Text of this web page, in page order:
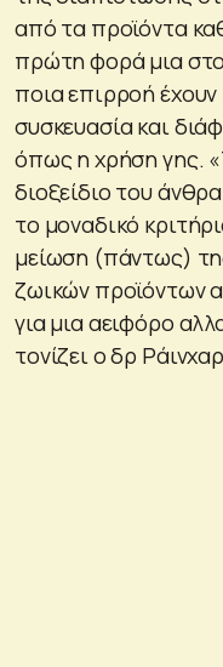
από τα προϊόντα
πρώτη φορά μια
ποια επιρροή
συσκευασία και
όπως η χρήση γης.
διοξείδιο του
το μοναδικό
μείωση (πάντως)
ζωικών προϊόντων
για μια αειφόρο
τονίζει ο δρ